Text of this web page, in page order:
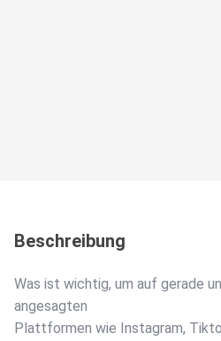
Beschreibung
Was ist wichtig, um auf gerade
angesagten
Plattformen wie Instagram,